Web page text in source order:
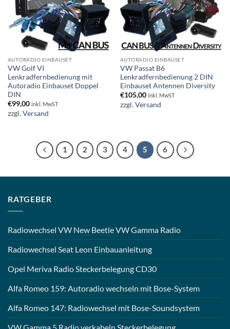
AUTORADIO EINBAUSET
VW Golf VI
Lenkradfernbedienung mit
Autoradio Einbauset Doppel
DIN
€99,00 inkl. MwST
zzgl.Versand
AUTORADIO EINBAUSET
VW Passat B6
Lenkradfernbedienung 2 DIN
Einbauset Antennen Diversity
€105,00 inkl. MwST
zzgl.Versand
1 2 3 4 5 6
RATGEBER
Radiowechsel VW New Beetle VW Gamma Radio
Radiowechsel Seat Leon Einbauanleitung
Opel Meriva Radio Steckerbelegung CD30
Alfa Romeo 159: Autoradio wechseln mit Bose-System
Alfa Romeo 147: Radiowechsel mit Bose-Soundsystem